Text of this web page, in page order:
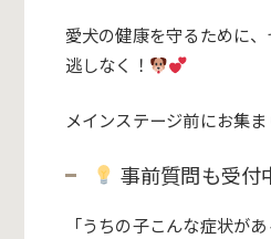
愛犬の健康を守るために
逃しなく！
メインステージ前にお集ま
事前質問も受付
「うちの子こんな症状が